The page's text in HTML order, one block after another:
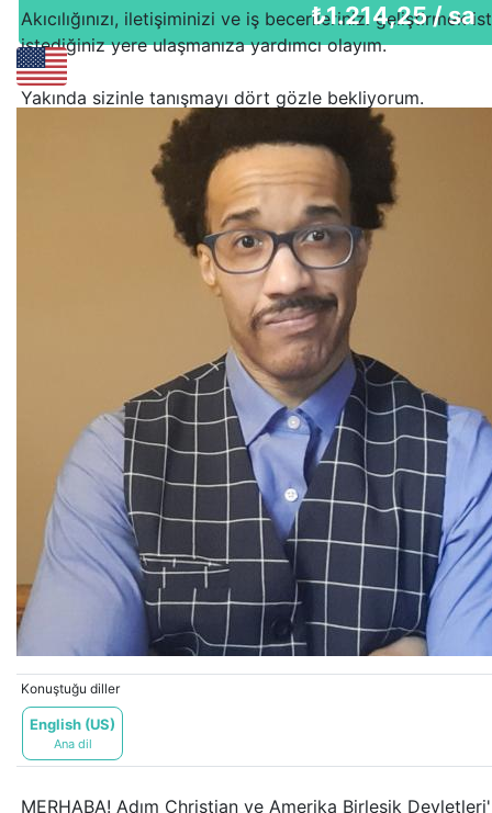
Akıcılığınızı, iletişiminizi ve iş becerilerinizi geliştirmek
istediğiniz yere ulaşmanıza yardımcı olayım.
Yakında sizinle tanışmayı dört gözle bekliyorum.
Bu içerik yapay zeka tarafından çevrilmiştir.
Orijinalini göster
₺1.214,25/ sa
Konuştuğu diller
English (US)
Ana dil
MERHABA! Adım Christian ve Amerika Birleşik